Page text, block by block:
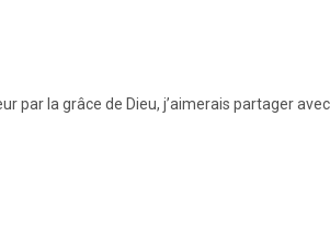
par la grâce de Dieu, j’aimerais partager